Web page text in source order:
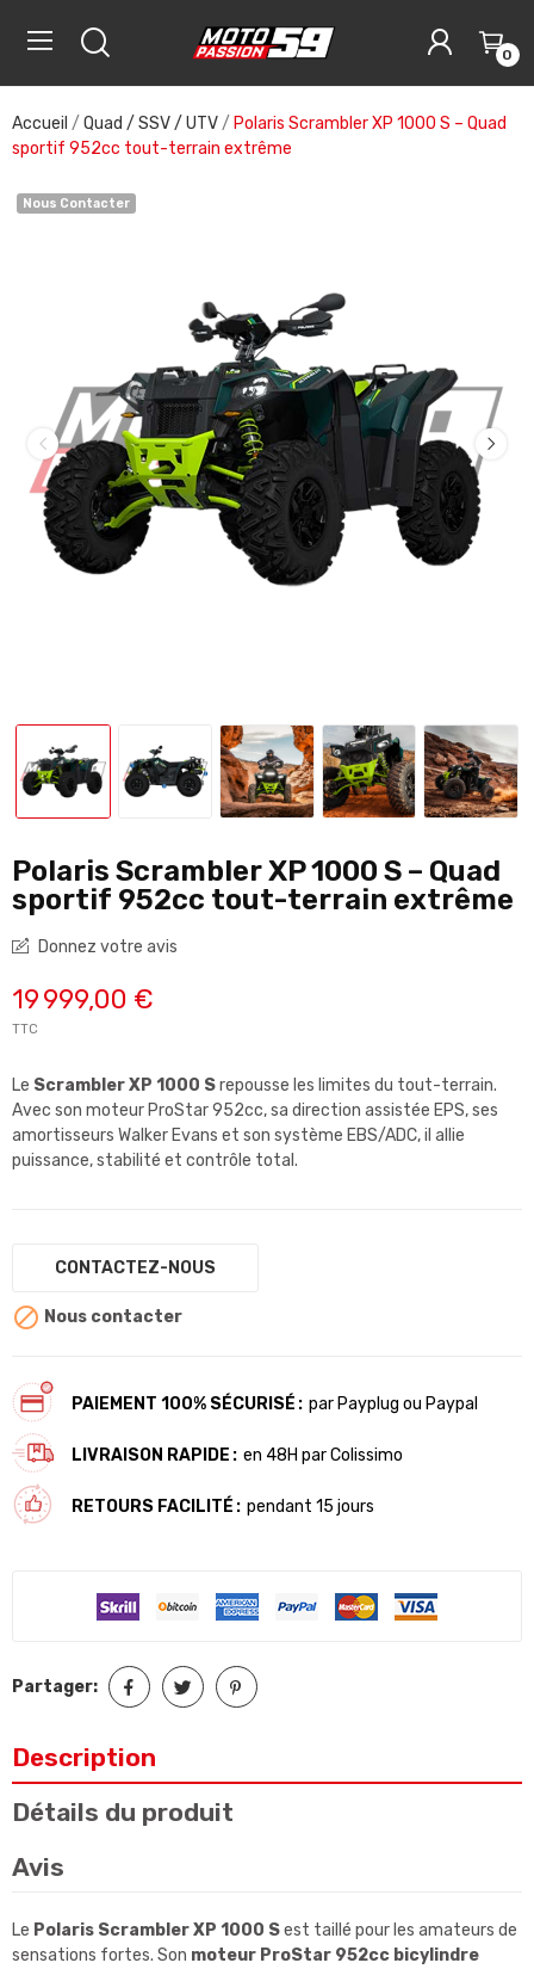
0
Accueil Quad / SSV / UTV
Polaris Scrambler XP 1000 S – Quad
sportif 952cc tout-terrain extrême
Nous Contacter
Polaris Scrambler XP 1000 S – Quad
sportif 952cc tout-terrain extrême
Donnez votre avis
19 999,00 €
TTC
Le Scrambler XP 1000 Srepousse les limites du tout-terrain.
Avec son moteur ProStar 952cc, sa direction assistée EPS, ses
amortisseurs Walker Evans et son système EBS/ADC, il allie
puissance, stabilité et contrôle total.
CONTACTEZ-NOUS
 Nous contacter
PAIEMENT 100% SÉCURISÉ par Payplug ou Paypal
LIVRAISON RAPIDE en 48H par Colissimo
RETOURS FACILITÉ pendant 15 jours
Partager:
Description
Détails du produit
Avis
Le Polaris Scrambler XP 1000 Sest taillé pour les amateurs de
sensations fortes. Son moteur ProStar 952cc bicylindre